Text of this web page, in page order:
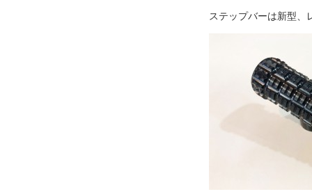
ステップバーは新型、